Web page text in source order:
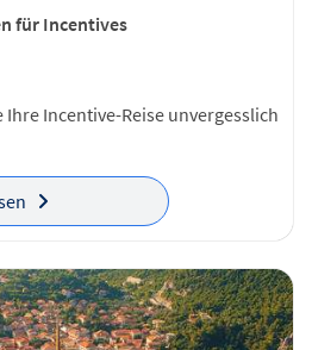
für Incentives
Ihre Incentive-Reise unvergesslich